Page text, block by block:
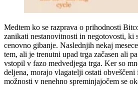
Medtem ko se razprava o prihodnosti
zanikati nestanovitnosti in negotovosti, ki
cenovno gibanje. Naslednjih nekaj
tem, ali je trenutni upad trga začasen ali
vstopil v fazo medvedjega trga. Ker so
deljena, morajo vlagatelji ostati
možnosti v nenehno spreminjajočem se